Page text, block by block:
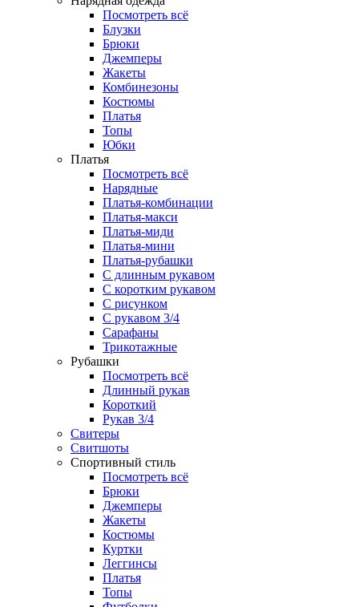
Посмотреть всё
Блузки
Брюки
Джемперы
Жакеты
Комбинезоны
Костюмы
Платья
Топы
Юбки
Платья
Посмотреть всё
Нарядные
Платья-комбинации
Платья-макси
Платья-миди
Платья-мини
Платья-рубашки
С длинным рукавом
С коротким рукавом
С рисунком
С рукавом 3/4
Сарафаны
Трикотажные
Рубашки
Посмотреть всё
Длинный рукав
Короткий
Рукав 3/4
Свитеры
Свитшоты
Спортивный стиль
Посмотреть всё
Брюки
Джемперы
Жакеты
Костюмы
Куртки
Леггинсы
Платья
Топы